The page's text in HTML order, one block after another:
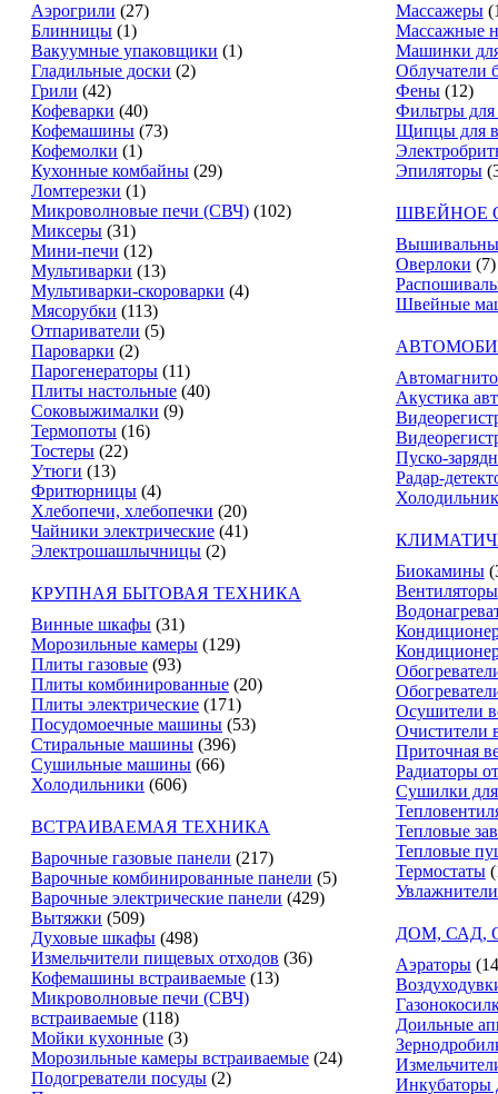
Аэрогрили (27)
Блинницы (1)
Вакуумные упаковщики (1)
Гладильные доски (2)
Грили (42)
Кофеварки (40)
Кофемашины (73)
Кофемолки (1)
Кухонные комбайны (29)
Ломтерезки (1)
Микроволновые печи (СВЧ) (102)
Миксеры (31)
Мини-печи (12)
Мультиварки (13)
Мультиварки-скороварки (4)
Мясорубки (113)
Отпариватели (5)
Пароварки (2)
Парогенераторы (11)
Плиты настольные (40)
Соковыжималки (9)
Термопоты (16)
Тостеры (22)
Утюги (13)
Фритюрницы (4)
Хлебопечи, хлебопечки (20)
Чайники электрические (41)
Электрошашлычницы (2)
КРУПНАЯ БЫТОВАЯ ТЕХНИКА
Винные шкафы (31)
Морозильные камеры (129)
Плиты газовые (93)
Плиты комбинированные (20)
Плиты электрические (171)
Посудомоечные машины (53)
Стиральные машины (396)
Сушильные машины (66)
Холодильники (606)
ВСТРАИВАЕМАЯ ТЕХНИКА
Варочные газовые панели (217)
Варочные комбинированные панели (5)
Варочные электрические панели (429)
Вытяжки (509)
Духовые шкафы (498)
Измельчители пищевых отходов (36)
Кофемашины встраиваемые (13)
Микроволновые печи (СВЧ)
встраиваемые (118)
Мойки кухонные (3)
Морозильные камеры встраиваемые (24)
Подогреватели посуды (2)
Массажеры
Массажные
Машинки
Облучатели
Фены (12)
Фильтры
Щипцы для
Эпиляторы
ШВЕЙНОЕ
Оверлоки (7)
Швейные
Акустика
Пуско-
Радар-
Биокамины
Вентиляторы
Осушители
Очистители
Приточная
Радиаторы
Сушилки
Тепловые
Тепловые
Термостаты
ДОМ, САД,
Аэраторы
Доильные
Инкубаторы